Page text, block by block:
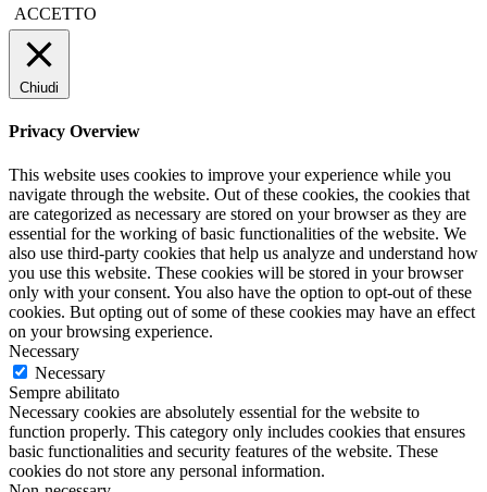
ACCETTO
Chiudi
Privacy Overview
This website uses cookies to improve your experience while you
navigate through the website. Out of these cookies, the cookies that
are categorized as necessary are stored on your browser as they are
essential for the working of basic functionalities of the website. We
also use third-party cookies that help us analyze and understand how
you use this website. These cookies will be stored in your browser
only with your consent. You also have the option to opt-out of these
cookies. But opting out of some of these cookies may have an effect
on your browsing experience.
Necessary
Necessary
Sempre abilitato
Necessary cookies are absolutely essential for the website to
function properly. This category only includes cookies that ensures
basic functionalities and security features of the website. These
cookies do not store any personal information.